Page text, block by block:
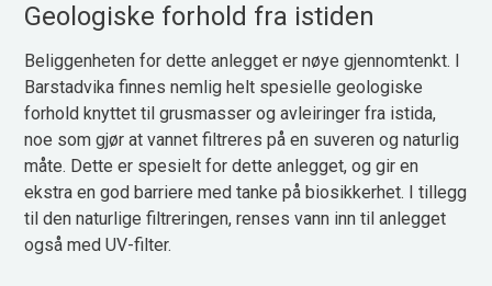
Geologiske forhold fra istiden
Beliggenheten for dette anlegget er nøye gjennomtenkt. I
Barstadvika finnes nemlig helt spesielle geologiske
forhold knyttet til grusmasser og avleiringer fra istida,
noe som gjør at vannet filtreres på en suveren og naturlig
måte. Dette er spesielt for dette anlegget, og gir en
ekstra en god barriere med tanke på biosikkerhet. I tillegg
til den naturlige filtreringen, renses vann inn til anlegget
også med UV-filter.